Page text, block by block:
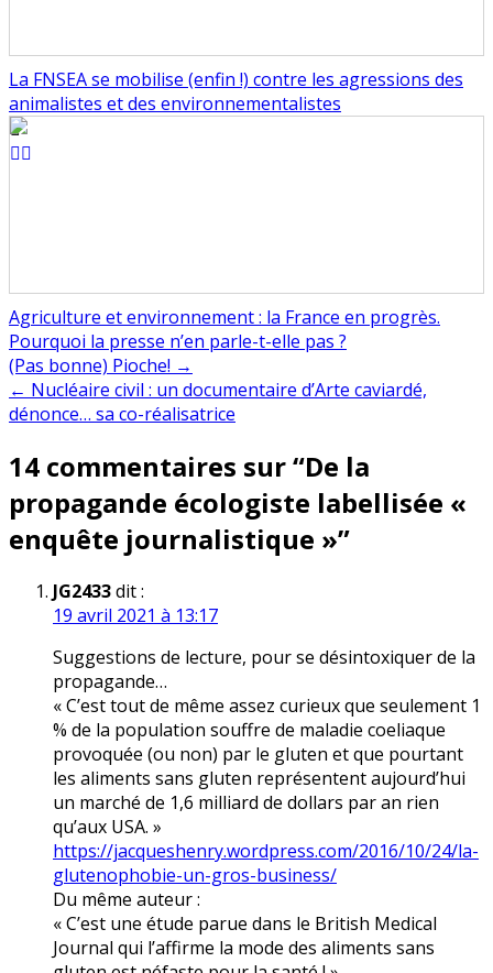
La FNSEA se mobilise (enfin !) contre les agressions des
animalistes et des environnementalistes
Agriculture et environnement : la France en progrès.
Pourquoi la presse n’en parle-t-elle pas ?
Navigation
de
(Pas bonne) Pioche! →
← Nucléaire civil : un documentaire d’Arte caviardé,
dénonce… sa co-réalisatrice
14 commentaires sur “De la
propagande écologiste labellisée «
enquête journalistique »”
JG2433dit :
19 avril 2021 à 13:17
Suggestions de lecture, pour se désintoxiquer de la
propagande…
« C’est tout de même assez curieux que seulement 1
% de la population souffre de maladie coeliaque
provoquée (ou non) par le gluten et que pourtant
les aliments sans gluten représentent aujourd’hui
un marché de 1,6 milliard de dollars par an rien
qu’aux USA. »
https://jacqueshenry.wordpress.com/2016/10/24/la-
glutenophobie-un-gros-business/
Du même auteur :
« C’est une étude parue dans le British Medical
Journal qui l’affirme la mode des aliments sans